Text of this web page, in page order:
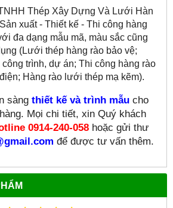
Thép Xây Dựng Và Lưới Hàn
xuất - Thiết kế - Thi công hàng
đa dạng mẫu mã, màu sắc cũng
(Lưới thép hàng rào bảo vệ;
trình, dự án; Thi công hàng rào
Hàng rào lưới thép mạ kẽm).
sàng thiết kế và trình mẫu cho
Mọi chi tiết, xin Quý khách
0914-240-058 hoặc gửi thư
để được tư vấn thêm.